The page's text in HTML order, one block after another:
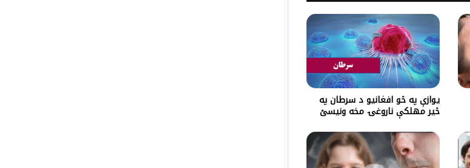
یوازې په څو افغانیو د سرطان په
څير مهلکې ناروغۍ مخه ونیسئ